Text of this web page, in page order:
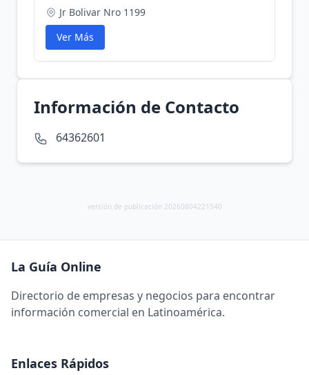
Jr Bolivar Nro 1199
Ver Más
Información de Contacto
64362601
versión de publicación 20260804221540
La Guía Online
Directorio de empresas y negocios para encontrar
información comercial en Latinoamérica.
Enlaces Rápidos